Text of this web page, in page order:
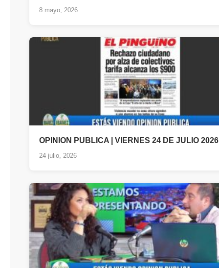
8 mayo, 2026
OPINION PUBLICA | VIERNES 24 DE JULIO 2026
24 julio, 2026